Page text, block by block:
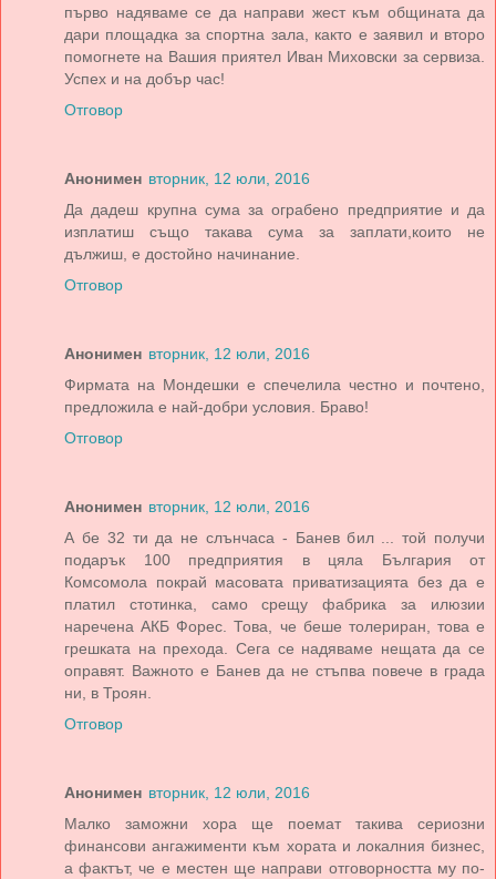
първо надяваме се да направи жест към общината да
дари площадка за спортна зала, както е заявил и второ
помогнете на Вашия приятел Иван Миховски за сервиза.
Успех и на добър час!
Отговор
Анонимен вторник, 12 юли, 2016
Да дадеш крупна сума за ограбено предприятие и да
изплатиш също такава сума за заплати,които не
дължиш, е достойно начинание.
Отговор
Анонимен вторник, 12 юли, 2016
Фирмата на Мондешки е спечелила честно и почтено,
предложила е най-добри условия. Браво!
Отговор
Анонимен вторник, 12 юли, 2016
А бе 32 ти да не слънчаса - Банев бил ... той получи
подарък 100 предприятия в цяла България от
Комсомола покрай масовата приватизацията без да е
платил стотинка, само срещу фабрика за илюзии
наречена АКБ Форес. Това, че беше толериран, това е
грешката на прехода. Сега се надяваме нещата да се
оправят. Важното е Банев да не стъпва повече в града
ни, в Троян.
Отговор
Анонимен вторник, 12 юли, 2016
Малко заможни хора ще поемат такива сериозни
финансови ангажименти към хората и локалния бизнес,
а фактът, че е местен ще направи отговорността му по-